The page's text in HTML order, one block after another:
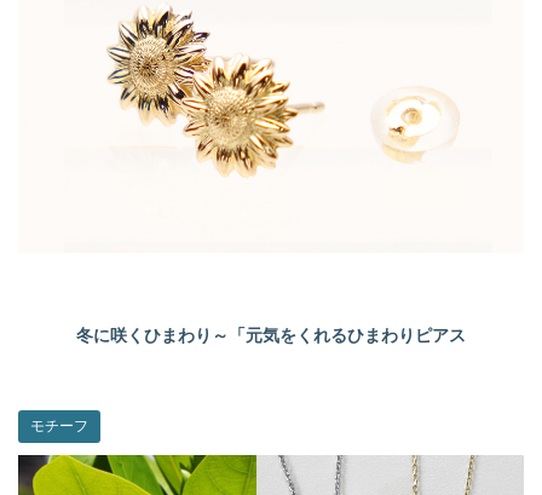
冬に咲くひまわり～「元気をくれるひまわりピアス
モチーフ